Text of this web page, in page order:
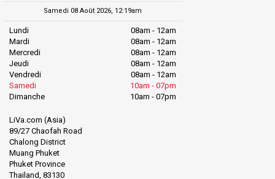
Samedi 08 Août 2026, 12:19am
Lundi
08am - 12am
Mardi
08am - 12am
Mercredi
08am - 12am
Jeudi
08am - 12am
Vendredi
08am - 12am
Samedi
10am - 07pm
Dimanche
10am - 07pm
LiVa.com (Asia)
89/27 Chaofah Road
Chalong District
Muang Phuket
Phuket Province
Thailand, 83130